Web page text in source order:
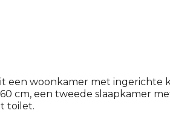
een woonkamer met ingerichte
cm, een tweede slaapkamer
toilet.